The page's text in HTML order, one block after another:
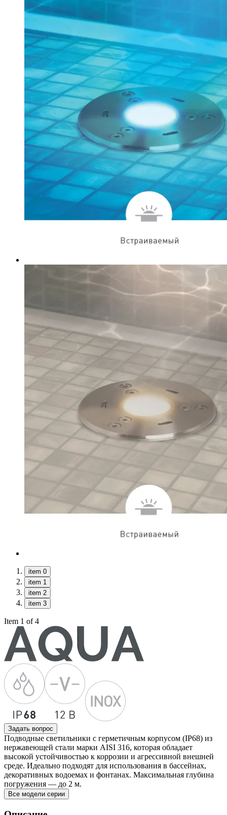
item 0
item 1
item 2
item 3
Item 1 of 4
Задать вопрос
Подводные светильники с герметичным корпусом (IP68) из
нержавеющей стали марки AISI 316, которая обладает
высокой устойчивостью к коррозии и агрессивной внешней
среде. Идеально подходят для использования в бассейнах,
декоративных водоемах и фонтанах. Максимальная глубина
погружения — до 2 м.
Все модели серии